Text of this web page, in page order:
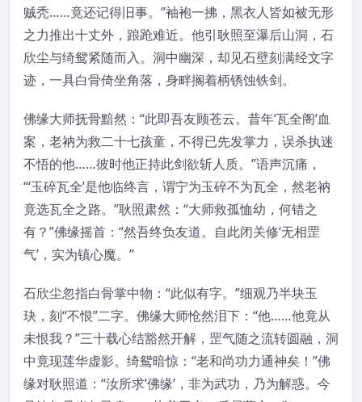
贼秃……竟还记得旧事。”袖袍一拂，黑衣人皆如被无形
之力推出十丈外，踉跄难近。他引耿照至瀑后山洞，石
欣尘与绮鸳紧随而入。洞中幽深，却见石壁刻满经文字
迹，一具白骨倚坐角落，身畔搁着柄锈蚀铁剑。
佛缘大师抚骨黯然：“此即吾友顾苍云。昔年‘瓦全阁’血
案，老衲为救二十七孩童，不得已先发掌力，误杀执迷
不悟的他……彼时他正持此剑欲斩人质。”语声沉痛，
“‘玉碎瓦全’是他临终言，谓宁为玉碎不为瓦全，然老衲
竟选瓦全之路。”耿照肃然：“大师救孤恤幼，何错之
有？”佛缘摇首：“然吾终负友道。自此闭关修‘无相罡
气’，实为镇心魔。”
石欣尘忽指白骨掌中物：“此似有字。”细观乃半块玉
玦，刻“不恨”二字。佛缘大师怆然泪下：“他……他竟从
未恨我？”三十载心结豁然开解，罡气随之流转圆融，洞
中竟现莲华虚影。绮鸳暗惊：“老和尚功力通神矣！”佛
缘对耿照道：“汝所求‘佛缘’，非为武功，乃为解惑。今